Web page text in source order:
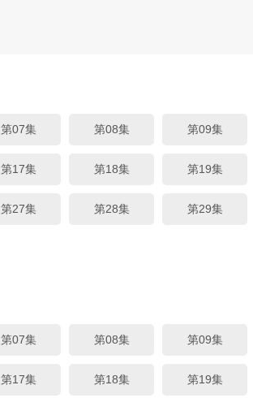
第07集 第08集 第09集
第17集 第18集 第19集
第27集 第28集 第29集
第07集 第08集 第09集
第17集 第18集 第19集